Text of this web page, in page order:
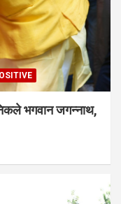
भगवान जगन्नाथ,